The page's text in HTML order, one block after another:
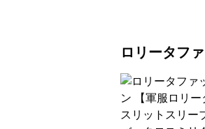
ロリータフ